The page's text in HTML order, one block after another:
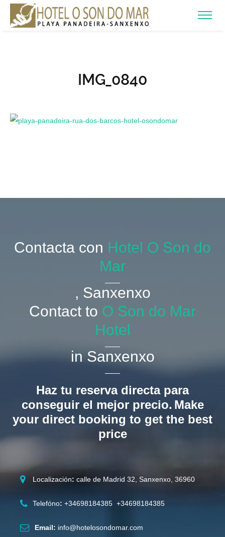
IMG_0840
Contacta con Hotel O Son do
Mar
, Sanxenxo
Contact to O Son do Mar
Hotel
in Sanxenxo
Haz tu reserva directa para
conseguir el mejor precio. Make
your direct booking to get the best
price
Localización: calle de Madrid 32, Sanxenxo, 36960
Telefóno: +34698184385 +34698184385
Email: info@hotelosondomar.com